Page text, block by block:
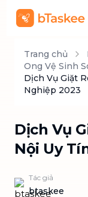
Trang chủ
Ong Vệ Sinh
Dịch Vụ Giặt
Nghiệp 2023
Dịch Vụ
Nội Uy
Tác giả
btaskee